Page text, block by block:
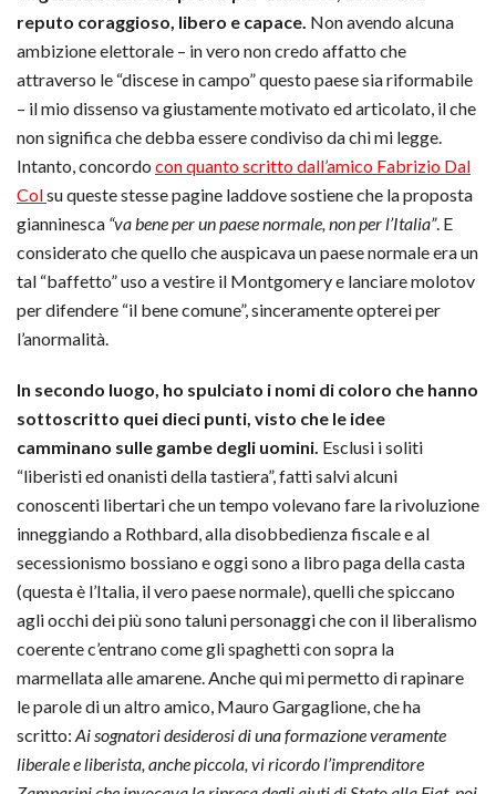
reputo coraggioso, libero e capace. Non avendo alcuna
ambizione elettorale – in vero non credo affatto che
attraverso le “discese in campo” questo paese sia riformabile
– il mio dissenso va giustamente motivato ed articolato, il che
non significa che debba essere condiviso da chi mi legge.
Intanto, concordo con quanto scritto dall’amico Fabrizio Dal
Colsu queste stesse pagine laddove sostiene che la proposta
gianninesca “va bene per un paese normale, non per l’Italia”. E
considerato che quello che auspicava un paese normale era un
tal “baffetto” uso a vestire il Montgomery e lanciare molotov
per difendere “il bene comune”, sinceramente opterei per
l’anormalità.
In secondo luogo, ho spulciato i nomi di coloro che hanno
sottoscritto quei dieci punti, visto che le idee
camminano sulle gambe degli uomini. Esclusi i soliti
“liberisti ed onanisti della tastiera”, fatti salvi alcuni
conoscenti libertari che un tempo volevano fare la rivoluzione
inneggiando a Rothbard, alla disobbedienza fiscale e al
secessionismo bossiano e oggi sono a libro paga della casta
(questa è l’Italia, il vero paese normale), quelli che spiccano
agli occhi dei più sono taluni personaggi che con il liberalismo
coerente c’entrano come gli spaghetti con sopra la
marmellata alle amarene. Anche qui mi permetto di rapinare
le parole di un altro amico, Mauro Gargaglione, che ha
scritto: Ai sognatori desiderosi di una formazione veramente
liberale e liberista, anche piccola, vi ricordo l’imprenditore